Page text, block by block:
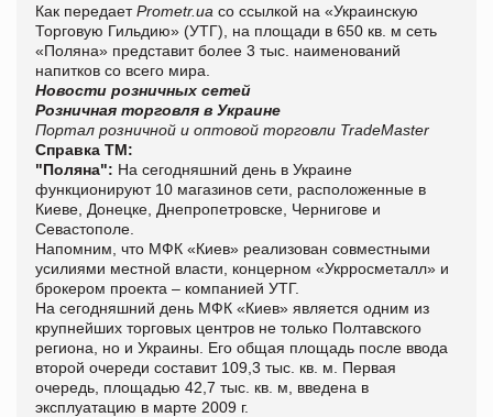
Как передаетPrometr.ua со ссылкой на «Украинскую
Торговую Гильдию» (УТГ), на площади в 650 кв. м сеть
«Поляна» представит более 3 тыс. наименований
напитков со всего мира.
Новости розничных сетей
Розничная торговля в Украине
Портал розничной и оптовой торговли TradeMaster
Справка ТМ:
"Поляна": На сегодняшний день в Украине
функционируют 10 магазинов сети, расположенные в
Киеве, Донецке, Днепропетровске, Чернигове и
Севастополе.
Напомним, что МФК «Киев» реализован совместными
усилиями местной власти, концерном «Укрросметалл» и
брокером проекта – компанией УТГ.
На сегодняшний день МФК «Киев» является одним из
крупнейших торговых центров не только Полтавского
региона, но и Украины. Его общая площадь после ввода
второй очереди составит 109,3 тыс. кв. м. Первая
очередь, площадью 42,7 тыс. кв. м, введена в
эксплуатацию в марте 2009 г.